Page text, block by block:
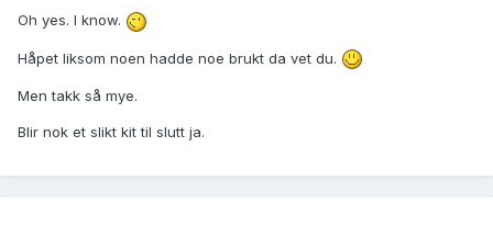
Oh yes. I know.
Håpet liksom noen hadde noe brukt da vet du.
Men takk så mye.
Blir nok et slikt kit til slutt ja.